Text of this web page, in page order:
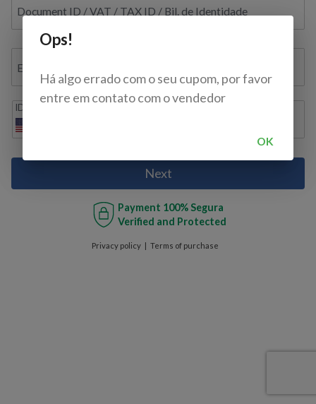
Document ID / VAT / TAX ID / Bil. de Identidade
E-mail
IDD
Next
Payment 100% Segura
Verified and Protected
Privacy policy Terms of purchase
Ops!
Há algo errado com o seu cupom, por favor
entre em contato com o vendedor
OK